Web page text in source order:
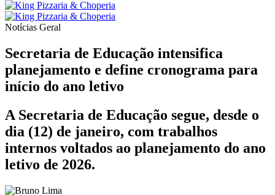
Notícias Geral
Secretaria de Educação intensifica
planejamento e define cronograma para
início do ano letivo
A Secretaria de Educação segue, desde o
dia (12) de janeiro, com trabalhos
internos voltados ao planejamento do ano
letivo de 2026.